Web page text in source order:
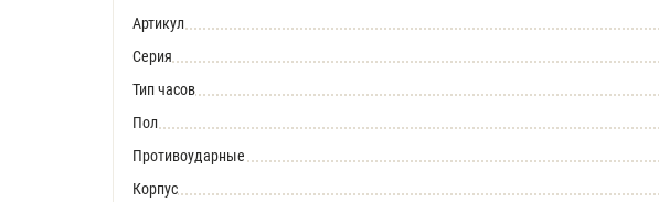
Артикул
Серия
Тип часов
Пол
Противоударные
Корпус